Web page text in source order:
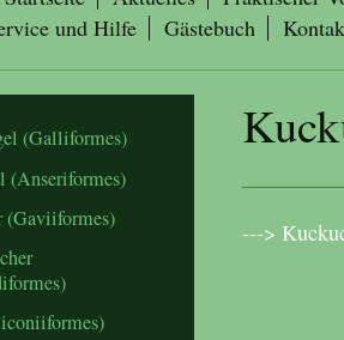
und Hilfe
Gästebuch
--->
(Galliformes)
(Anseriformes)
(Gaviiformes)